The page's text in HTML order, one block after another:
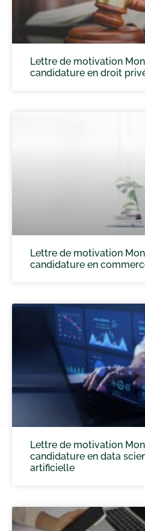
Lettre de motivation
candidature en droit
Lettre de motivation
candidature en
Lettre de motivation
candidature en data
artificielle